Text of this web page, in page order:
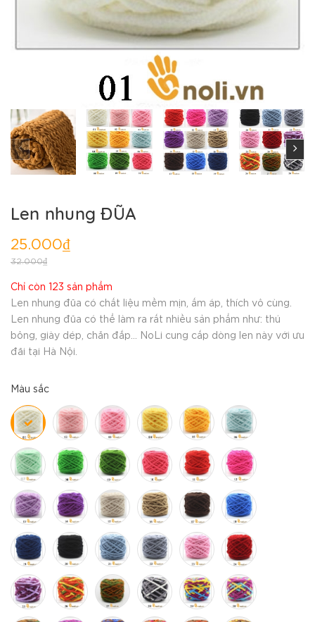
Len nhung ĐŨA
25.000₫
32.000₫
Chỉ còn 123 sản phẩm
Len nhung đũa có chất liệu mềm mịn, ấm áp, thích vô cùng.
Len nhung đũa có thể làm ra rất nhiều sản phẩm như: thú
bông, giày dép, chăn đắp... NoLi cung cấp dòng len này với ưu
đãi tại Hà Nội.
Màu sắc